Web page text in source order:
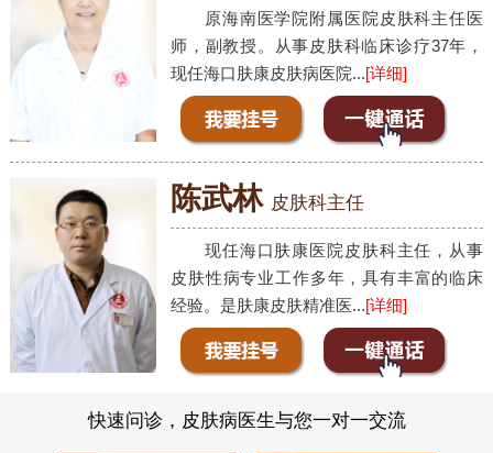
原海南医学院附属医院皮肤科主任医
师，副教授。从事皮肤科临床诊疗37年，
现任海口肤康皮肤病医院...[详细]
陈武林 皮肤科主任
现任海口肤康医院皮肤科主任，从事
皮肤性病专业工作多年，具有丰富的临床
经验。是肤康皮肤精准医...[详细]
快速问诊，皮肤病医生与您一对一交流